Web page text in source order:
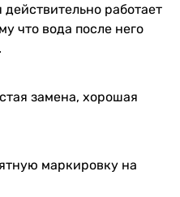
работает
что вода после него
замена, хорошая
маркировку на